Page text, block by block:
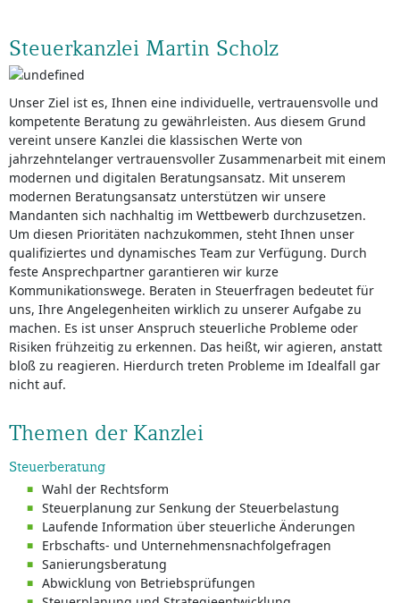
Steuerkanzlei Martin Scholz
Unser Ziel ist es, Ihnen eine individuelle, vertrauensvolle und
kompetente Beratung zu gewährleisten. Aus diesem Grund
vereint unsere Kanzlei die klassischen Werte von
jahrzehntelanger vertrauensvoller Zusammenarbeit mit einem
modernen und digitalen Beratungsansatz. Mit unserem
modernen Beratungsansatz unterstützen wir unsere
Mandanten sich nachhaltig im Wettbewerb durchzusetzen.
Um diesen Prioritäten nachzukommen, steht Ihnen unser
qualifiziertes und dynamisches Team zur Verfügung. Durch
feste Ansprechpartner garantieren wir kurze
Kommunikationswege. Beraten in Steuerfragen bedeutet für
uns, Ihre Angelegenheiten wirklich zu unserer Aufgabe zu
machen. Es ist unser Anspruch steuerliche Probleme oder
Risiken frühzeitig zu erkennen. Das heißt, wir agieren, anstatt
bloß zu reagieren. Hierdurch treten Probleme im Idealfall gar
nicht auf.
Themen der Kanzlei
Steuerberatung
Wahl der Rechtsform
Steuerplanung zur Senkung der Steuerbelastung
Laufende Information über steuerliche Änderungen
Erbschafts- und Unternehmensnachfolgefragen
Sanierungsberatung
Abwicklung von Betriebsprüfungen